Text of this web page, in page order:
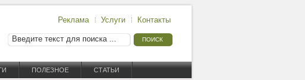
Реклама Услуги Контакты
ПОЛЕЗНОЕ СТАТЬИ